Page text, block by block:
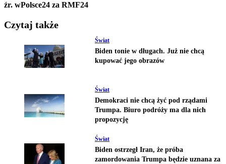
źr. wPolsce24 za RMF24
Czytaj także
Świat
Biden tonie w długach. Już nie chcą
kupować jego obrazów
Świat
Demokraci nie chcą żyć pod rządami
Trumpa. Biuro podróży ma dla nich
propozycję
Świat
Biden ostrzegł Iran, że próba
zamordowania Trumpa będzie uznana za